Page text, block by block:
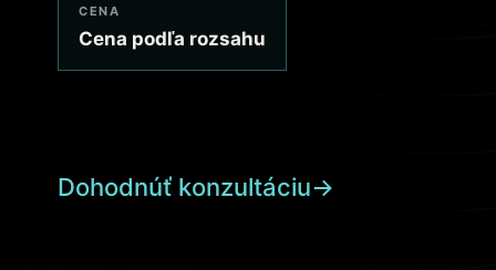
CENA
Cena podľa rozsahu
Dohodnúť konzultáciu→